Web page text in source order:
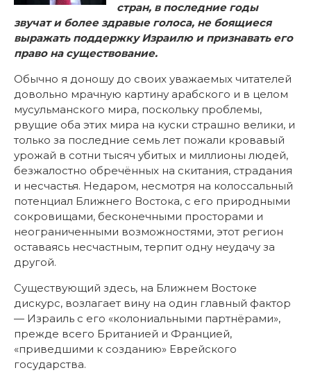
стран, в последние годы
звучат и более здравые голоса, не боящиеся
выражать поддержку Израилю и признавать его
право на существование.
Обычно я доношу до своих уважаемых читателей
довольно мрачную картину арабского и в целом
мусульманского мира, поскольку проблемы,
рвущие оба этих мира на куски страшно велики, и
только за последние семь лет пожали кровавый
урожай в сотни тысяч убитых и миллионы людей,
безжалостно обречённых на скитания, страдания
и несчастья. Недаром, несмотря на колоссальный
потенциал Ближнего Востока, с его природными
сокровищами, бесконечными просторами и
неограниченными возможностями, этот регион
оставаясь несчастным, терпит одну неудачу за
другой.
Существующий здесь, на Ближнем Востоке
дискурс, возлагает вину на один главный фактор
— Израиль с его «колониальными партнёрами»,
прежде всего Британией и Францией,
«приведшими к созданию» Еврейского
государства.